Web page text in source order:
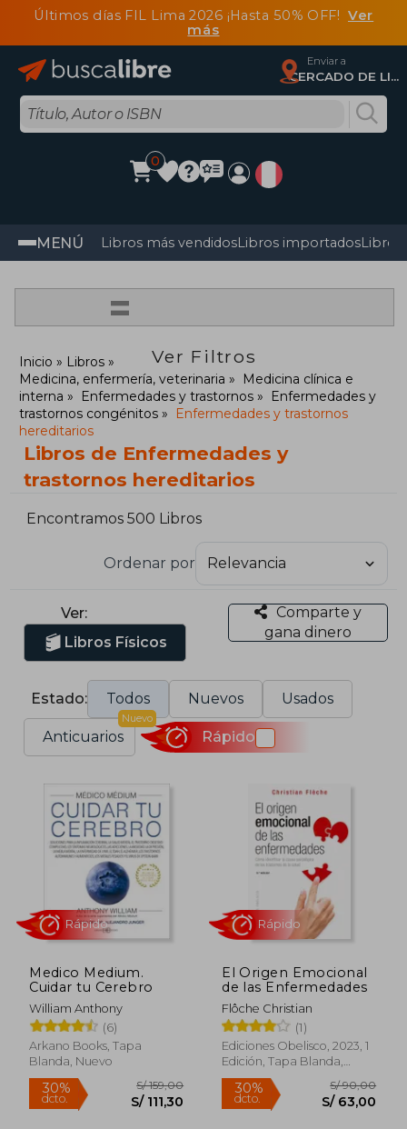
Últimos días FIL Lima 2026 ¡Hasta 50% OFF!Ver
más
Enviar a
CERCADO DE LIMA, Lima
0
MENÚ Libros más vendidosLibros importadosLibros
=
Ver Filtros
Inicio
Libros
Medicina, enfermería, veterinaria
Medicina clínica e
interna
Enfermedades y trastornos
Enfermedades y
trastornos congénitos
Enfermedades y trastornos
hereditarios
Libros de Enfermedades y
trastornos hereditarios
Encontramos 500 Libros
Ordenar por
Ver:
Libros Físicos
Comparte y
gana dinero
Estado: Todos Nuevos Usados
Anticuarios
Nuevo
Rápido
Medico Medium.
Cuidar tu Cerebro
William Anthony
(6)
Arkano Books, Tapa
Blanda, Nuevo
Rápido
El Origen Emocional
de las Enfermedades
Flôche Christian
(1)
Ediciones Obelisco, 2023, 1
Edición, Tapa Blanda,
Nuevo
Rápido